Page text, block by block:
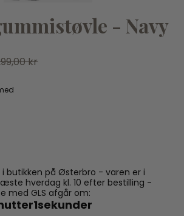
med tud 2-pak - Lemon
- Navy
kr
butikken på Østerbro - varen er i
hverdag kl. 10 efter bestilling -
med GLS afgår om:
0sekunder